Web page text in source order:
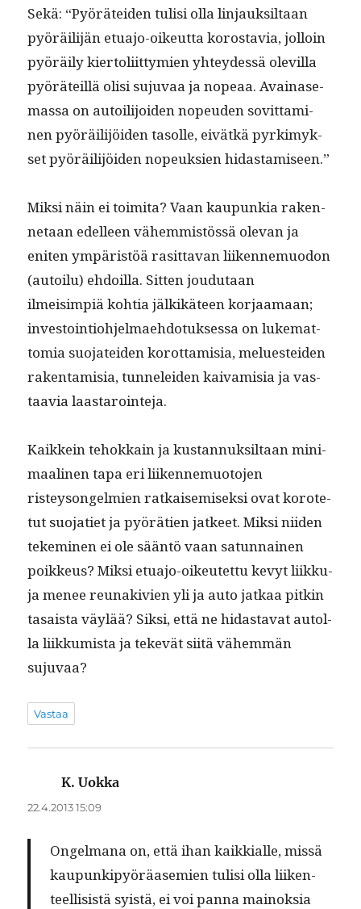
Sekä: “Pyörätei­den tulisi olla lin­jauk­sil­taan
pyöräil­i­jän etu­a­jo-oikeut­ta korostavia, jol­loin
pyöräi­ly kier­toli­it­tymien yhtey­dessä olevil­la
pyöräteil­lä olisi suju­vaa ja nopeaa. Avainase­
mas­sa on autoil­i­joiden nopeu­den sovit­ta­mi­
nen pyöräil­i­jöi­den tasolle, eivätkä pyrkimyk­
set pyöräil­i­jöi­den nopeuk­sien hidastamiseen.”
Mik­si näin ei toimi­ta? Vaan kaupunkia raken­
netaan edelleen vähem­mistössä ole­van ja
eniten ympäristöä rasit­ta­van liiken­nemuodon
(autoilu) ehdoil­la. Sit­ten joudu­taan
ilmeisimpiä kohtia jälkikä­teen kor­jaa­maan;
investoin­tio­hjel­mae­hdo­tuk­ses­sa on luke­mat­
to­mia suo­jatei­den korot­tamisia, meluestei­den
rak­en­tamisia, tun­nelei­den kaivamisia ja vas­
taavia laastarointeja.
Kaikkein tehokkain ja kus­tan­nuk­sil­taan min­i­
maa­li­nen tapa eri liiken­nemuo­to­jen
risteysongelmien ratkaisemisek­si ovat korote­
tut suo­jati­et ja pyörä­tien jat­keet. Mik­si niiden
tekem­i­nen ei ole sään­tö vaan sat­un­nainen
poikkeus? Mik­si etu­a­jo-oikeutet­tu kevyt liikku­
ja menee reunakivien yli ja auto jatkaa pitkin
tasaista väylää? Sik­si, että ne hidas­ta­vat autol­
la liikku­mista ja tekevät siitä vähem­män
sujuvaa?
Vastaa
K. Uokka
22.4.2013 15:09
Ongel­mana on, että ihan kaikkialle, mis­sä
kaupunkipyöräasemien tulisi olla liiken­
teel­li­sistä syistä, ei voi pan­na main­ok­sia